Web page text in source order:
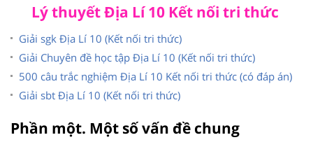
Lý thuyết Địa Lí 10 Kết nối tri thức
Giải sgk Địa Lí 10 (Kết nối tri thức)
Giải Chuyên đề học tập Địa Lí 10 (Kết nối tri thức)
500 câu trắc nghiệm Địa Lí 10 Kết nối tri thức (có đáp án)
Giải sbt Địa Lí 10 (Kết nối tri thức)
Phần một. Một số vấn đề chung